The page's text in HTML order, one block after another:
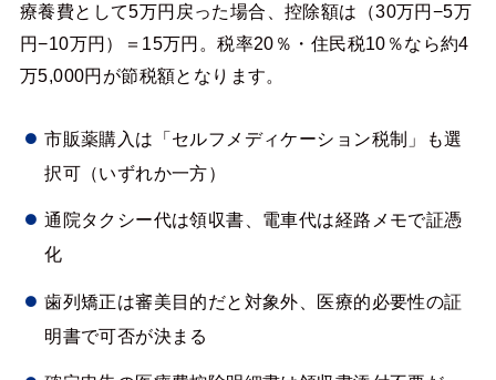
療養費として5万円戻った場合、控除額は（30万円−5万
円−10万円）＝15万円。税率20％・住民税10％なら約4
万5,000円が節税額となります。
市販薬購入は「セルフメディケーション税制」も選
択可（いずれか一方）
通院タクシー代は領収書、電車代は経路メモで証憑
化
歯列矯正は審美目的だと対象外、医療的必要性の証
明書で可否が決まる